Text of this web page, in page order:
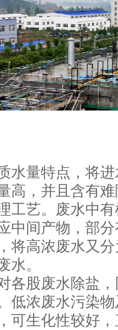
水量特点，将
高，并且含有
工艺。废水中
中间产物，部
将高浓废水又
水。
各股废水除盐
低浓废水污染
可生化性较好